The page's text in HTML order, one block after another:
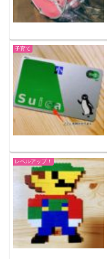
子育て
レベルアップ！